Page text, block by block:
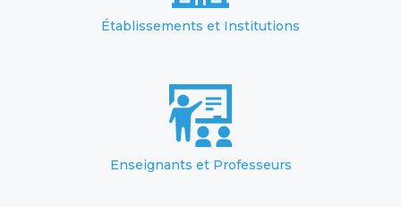
Établissements et Institutions
Enseignants et Professeurs